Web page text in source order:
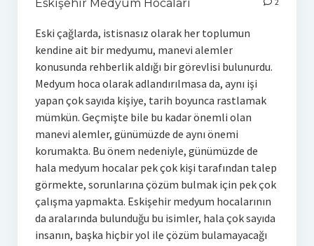
Eskişehir Medyum Hocaları
Eski çağlarda, istisnasız olarak her toplumun
kendine ait bir medyumu, manevi alemler
konusunda rehberlik aldığı bir görevlisi bulunurdu.
Medyum hoca olarak adlandırılmasa da, aynı işi
yapan çok sayıda kişiye, tarih boyunca rastlamak
mümkün. Geçmişte bile bu kadar önemli olan
manevi alemler, günümüzde de aynı önemi
korumakta. Bu önem nedeniyle, günümüzde de
hala medyum hocalar pek çok kişi tarafından talep
görmekte, sorunlarına çözüm bulmak için pek çok
çalışma yapmakta. Eskişehir medyum hocalarının
da aralarında bulunduğu bu isimler, hala çok sayıda
insanın, başka hiçbir yol ile çözüm bulamayacağı